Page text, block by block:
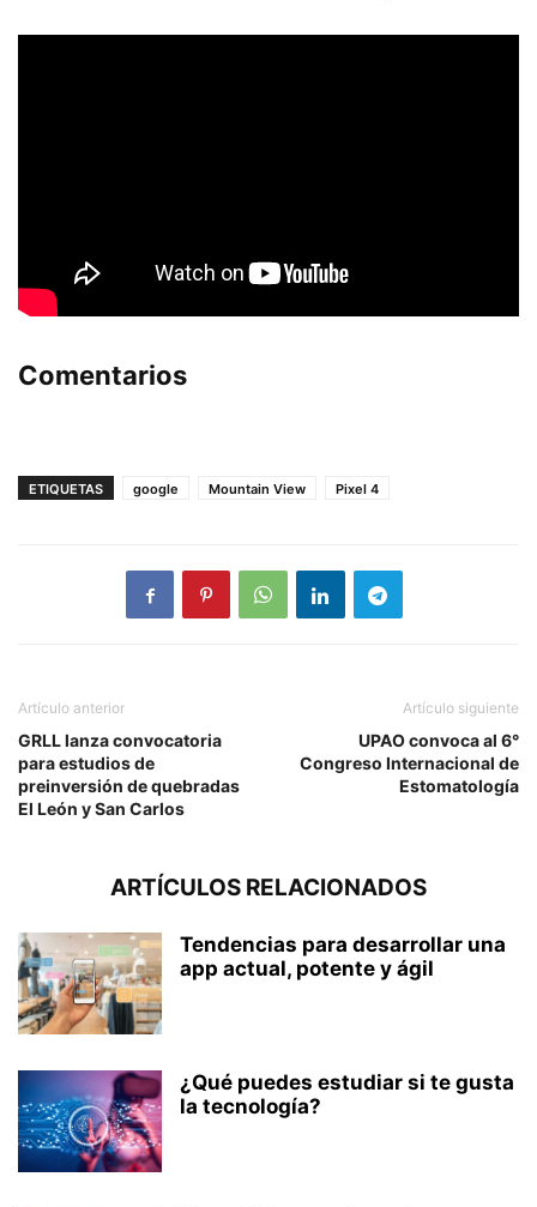
Comentarios
ETIQUETAS google Mountain View Pixel 4
Artículo anterior
GRLL lanza convocatoria
para estudios de
preinversión de quebradas
El León y San Carlos
Artículo siguiente
UPAO convoca al 6°
Congreso Internacional de
Estomatología
ARTÍCULOS RELACIONADOS
Tendencias para desarrollar una
app actual, potente y ágil
¿Qué puedes estudiar si te gusta
la tecnología?